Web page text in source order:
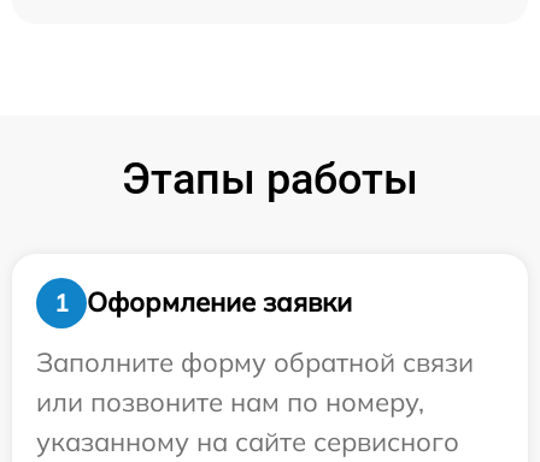
Этапы работы
1
Оформление заявки
Заполните форму обратной связи
или позвоните нам по номеру,
указанному на сайте сервисного